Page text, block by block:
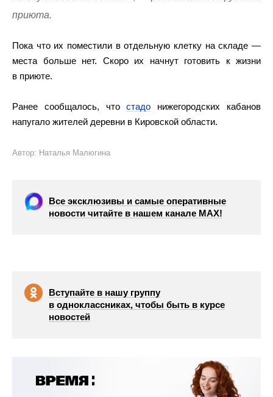
приюта.
Пока что их поместили в отдельную клетку на складе —
места больше нет. Скоро их начнут готовить к жизни
в приюте.
Ранее сообщалось, чтостадо нижегородских кабанов
напугало жителей деревни в Кировской области.
Автор: Наталья Малюгина
Все эксклюзивы и самые оперативные
новости читайте в нашем канале МАХ!
Вступайте в нашу группу
в одноклассниках, чтобы быть в курсе
новостей